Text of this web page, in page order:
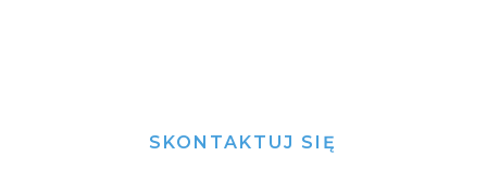
SKONTAKTUJ SIĘ